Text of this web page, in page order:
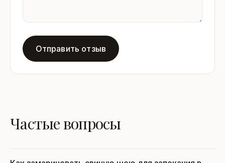
Отправить отзыв
Частые вопросы